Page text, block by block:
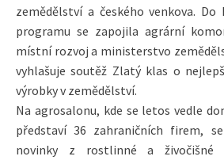
zemědělství a českého venkova. Do
programu se zapojila agrární
místní rozvoj a ministerstvo
vyhlašuje soutěž Zlatý klas o
výrobky v zemědělství.
Na agrosalonu, kde se letos vedle
představí 36 zahraničních firem,
novinky z rostlinné a živočišné